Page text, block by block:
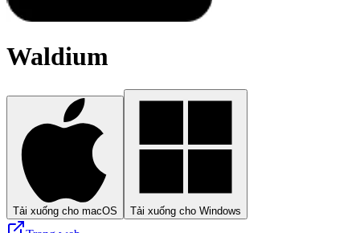
Waldium
Tải xuống cho macOS Tải xuống cho Windows